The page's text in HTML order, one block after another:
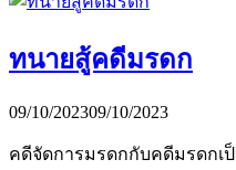
ทนายสู้คดีมรดก
09/10/202309/10/2023
คดีจัดการมรดกกับคดีมรดกเ